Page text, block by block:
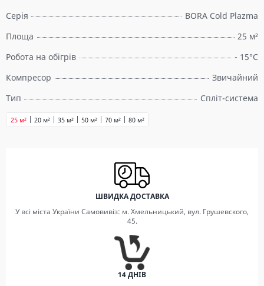
Серія
BORA Cold Plazma
Площа
25 м²
Робота на обігрів
- 15°C
Компресор
Звичайний
Тип
Спліт-система
20 м²
25 м² 35 м² 50 м² 70 м² 80 м²
ШВИДКА ДОСТАВКА
У всі міста України Самовивіз: м. Хмельницький, вул. Грушевского,
45.
14 ДНІВ